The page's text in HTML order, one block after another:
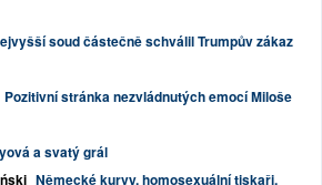
soud částečně schválil Trumpův zákaz
Pozitivní stránka nezvládnutých emocí Miloše
a svatý grál
Německé kurvy, homosexuální tiskaři,